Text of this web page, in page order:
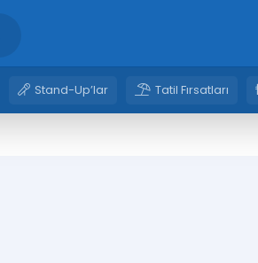
Stand-Up’lar Tatil Fırsatları